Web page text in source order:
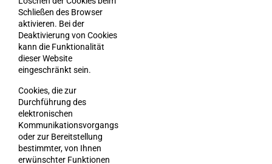
Schließen des Browser
aktivieren. Bei der
Deaktivierung von Cookies
kann die Funktionalität
dieser Website
eingeschränkt sein.
Cookies, die zur
Durchführung des
elektronischen
Kommunikationsvorgangs
oder zur Bereitstellung
bestimmter, von Ihnen
erwünschter Funktionen